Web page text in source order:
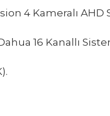
4 Kameralı AHD
16 Kanallı